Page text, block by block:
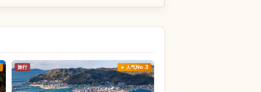
旅行 人气No.3